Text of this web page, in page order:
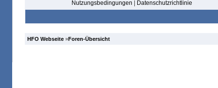
Nutzungsbedingungen Datenschutzrichtlinie
HFO Webseite »Foren-Übersicht